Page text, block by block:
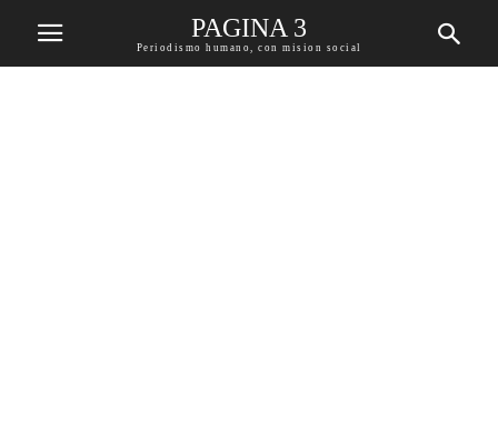
PAGINA 3
Periodismo humano, con mision social